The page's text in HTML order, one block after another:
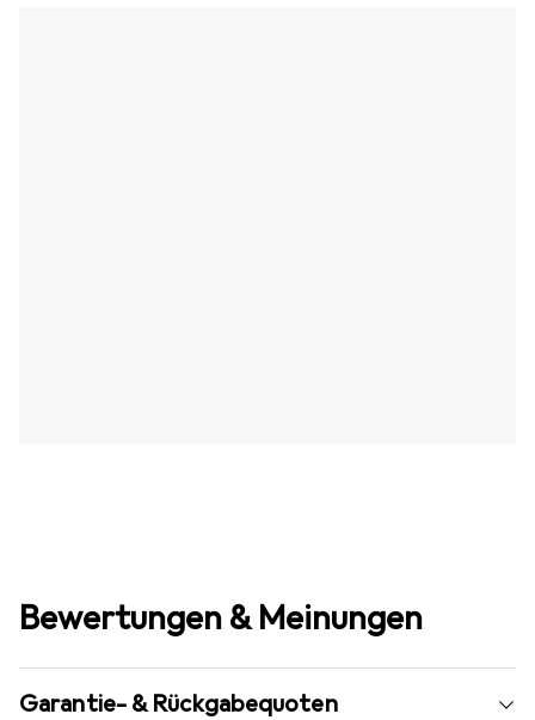
Bewertungen & Meinungen
Garantie- & Rückgabequoten